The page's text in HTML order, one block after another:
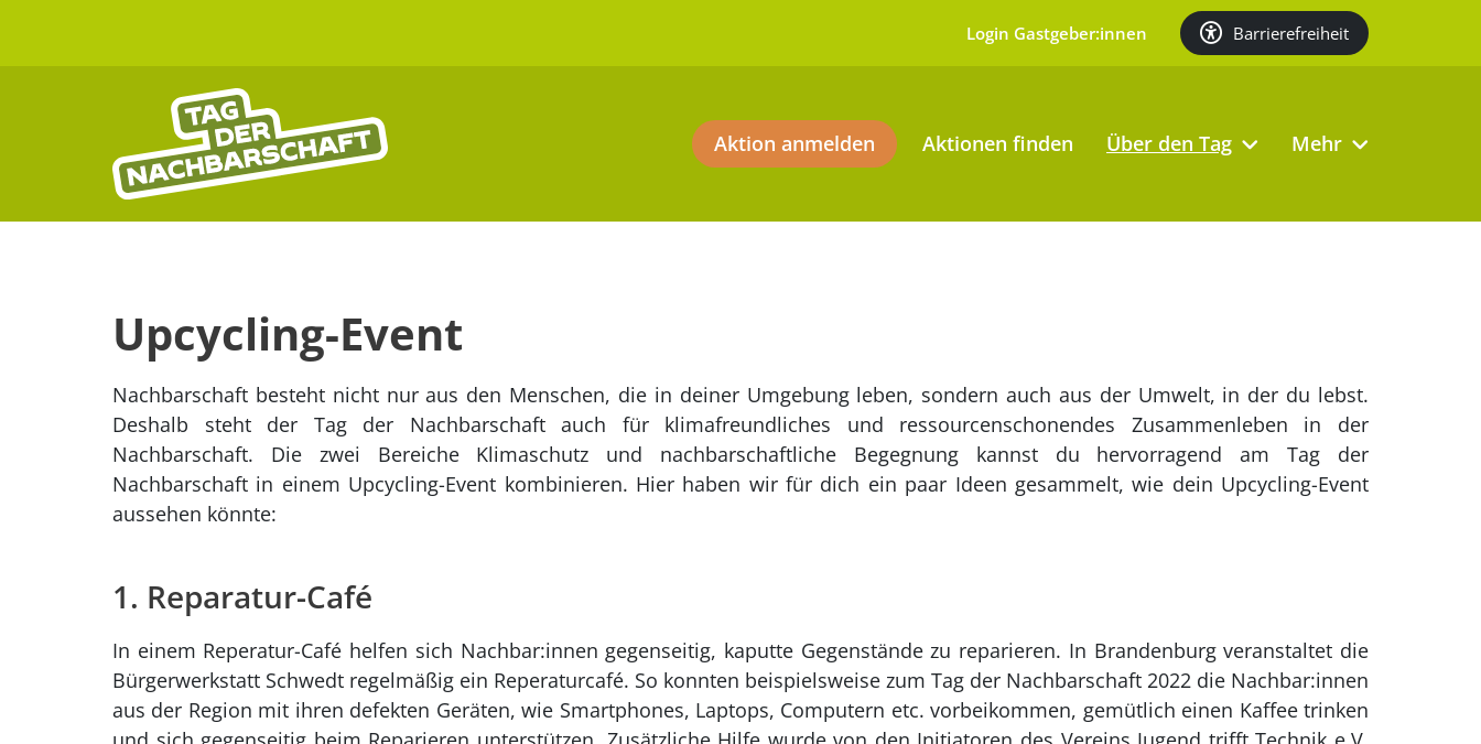
Login Gastgeber:innen Barrierefreiheit
Aktion anmelden Aktionen finden Über den Tag Mehr
Upcycling-Event
Nachbarschaft besteht nicht nur aus den Menschen, die in deiner Umgebung leben, sondern auch aus der Umwelt, in der du lebst.
Deshalb steht der Tag der Nachbarschaft auch für klimafreundliches und ressourcenschonendes Zusammenleben in der
Nachbarschaft. Die zwei Bereiche Klimaschutz und nachbarschaftliche Begegnung kannst du hervorragend am Tag der
Nachbarschaft in einem Upcycling-Event kombinieren. Hier haben wir für dich ein paar Ideen gesammelt, wie dein Upcycling-Event
aussehen könnte:
1. Reparatur-Café
In einem Reperatur-Café helfen sich Nachbar:innen gegenseitig, kaputte Gegenstände zu reparieren. In Brandenburg veranstaltet die
Bürgerwerkstatt Schwedt regelmäßig ein Reperaturcafé. So konnten beispielsweise zum Tag der Nachbarschaft 2022 die Nachbar:innen
aus der Region mit ihren defekten Geräten, wie Smartphones, Laptops, Computern etc. vorbeikommen, gemütlich einen Kaffee trinken